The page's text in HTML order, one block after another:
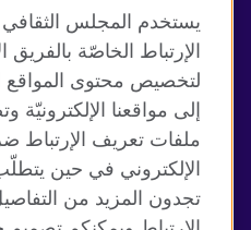
RSS
موقع المجلس الثقافي البريطاني
الخصوصية وشروط الاستخدام
يستخدم المجلس
الإرتباط الخاصّة بالفريق
لتخصيص محتوى المواقع
إلى مواقعنا
ملفات تعريف الإرتباط
الإلكتروني في حين
تجدون المزيد من